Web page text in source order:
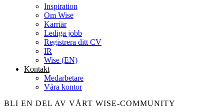
Inspiration
Om Wise
Karriär
Lediga jobb
Registrera ditt CV
IR
Wise (EN)
Kontakt
Medarbetare
Våra kontor
BLI EN DEL AV VÅRT WISE-COMMUNITY